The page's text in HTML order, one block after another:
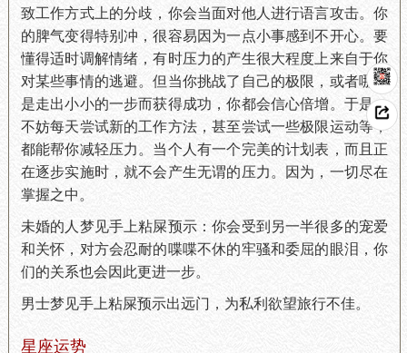
致工作方式上的分歧，你会当面对他人进行语言攻击。你
的脾气变得特别冲，很容易因为一点小事感到不开心。要
懂得适时调解情绪，有时压力的产生很大程度上来自于你
对某些事情的逃避。但当你挑战了自己的极限，或者哪怕
是走出小小的一步而获得成功，你都会信心倍增。于是，
不妨每天尝试新的工作方法，甚至尝试一些极限运动等，
都能帮你减轻压力。当个人有一个完美的计划表，而且正
在逐步实施时，就不会产生无谓的压力。因为，一切尽在
掌握之中。
未婚的人梦见手上粘屎预示：你会受到另一半很多的宠爱
和关怀，对方会忍耐的喋喋不休的牢骚和委屈的眼泪，你
们的关系也会因此更进一步。
男士梦见手上粘屎预示出远门，为私利欲望旅行不佳。
星座运势